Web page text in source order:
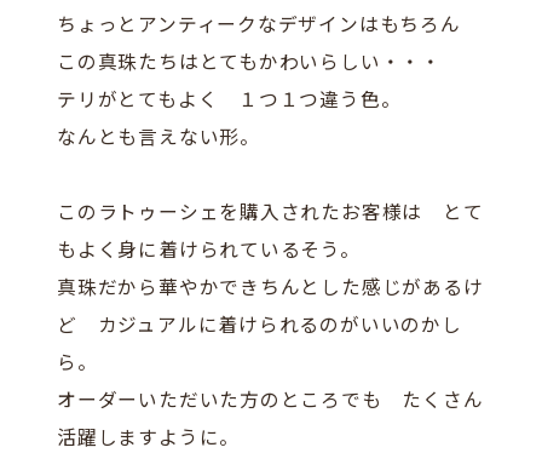
ちょっとアンティークなデザインはもちろん
この真珠たちはとてもかわいらしい・・・
テリがとてもよく １つ１つ違う色。
なんとも言えない形。
このラトゥーシェを購入されたお客様は とて
もよく身に着けられているそう。
真珠だから華やかできちんとした感じがあるけ
ど カジュアルに着けられるのがいいのかし
ら。
オーダーいただいた方のところでも たくさん
活躍しますように。